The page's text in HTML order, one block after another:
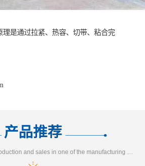
理是通过拉紧、热容、切带、粘合完
产品推荐